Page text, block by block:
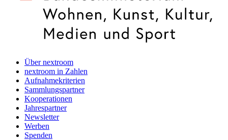
Über nextroom
nextroom in Zahlen
Aufnahmekriterien
Sammlungspartner
Kooperationen
Jahrespartner
Newsletter
Werben
Spenden